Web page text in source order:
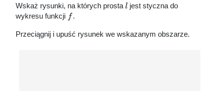
Wskaż rysunki, na których prosta ljest styczna do
wykresu funkcji f.
Przeciągnij i upuść rysunek we wskazanym obszarze.